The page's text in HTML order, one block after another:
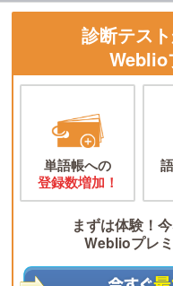
診断テス
Weblio
単語帳への
登録数増加！
まずは体験！
Weblioプレ